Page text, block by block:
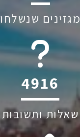
מגזינים שנשלחו
6044
שאלות ותשובות